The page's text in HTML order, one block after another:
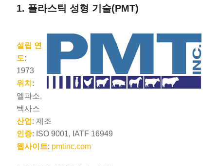
1. 플라스틱 성형 기술(PMT)
설립 연
도:
1973
위치 :
엘파소,
텍사스
산업 : 제조
인증: ISO 9001, IATF 16949
웹사이트: pmtinc.com